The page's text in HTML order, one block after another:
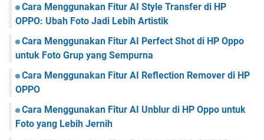
Cara Menggunakan Fitur AI Style Transfer di HP
OPPO: Ubah Foto Jadi Lebih Artistik
Cara Menggunakan Fitur AI Perfect Shot di HP Oppo
untuk Foto Grup yang Sempurna
Cara Menggunakan Fitur AI Reflection Remover di HP
OPPO
Cara Menggunakan Fitur AI Unblur di HP Oppo untuk
Foto yang Lebih Jernih